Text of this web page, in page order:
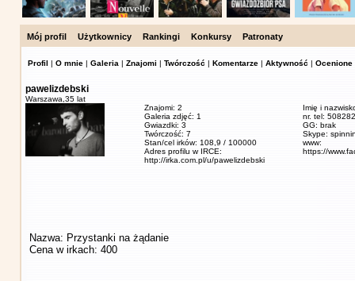
Mój profil Użytkownicy Rankingi Konkursy Patronaty
Profil | O mnie | Galeria | Znajomi | Twórczość | Komentarze | Aktywność | Ocenione
pawelizdebski
Warszawa, 35 lat
Znajomi: 2
Galeria zdjęć: 1
Gwiazdki: 3
Twórczość: 7
Stan/cel irków: 108,9 / 100000
Adres profilu w IRCE:
http://irka.com.pl/u/pawelizdebski
Imię i
nr. tel:
GG: brak
Skype:
www:
https://
Nazwa: Przystanki na żądanie
Cena w irkach: 400